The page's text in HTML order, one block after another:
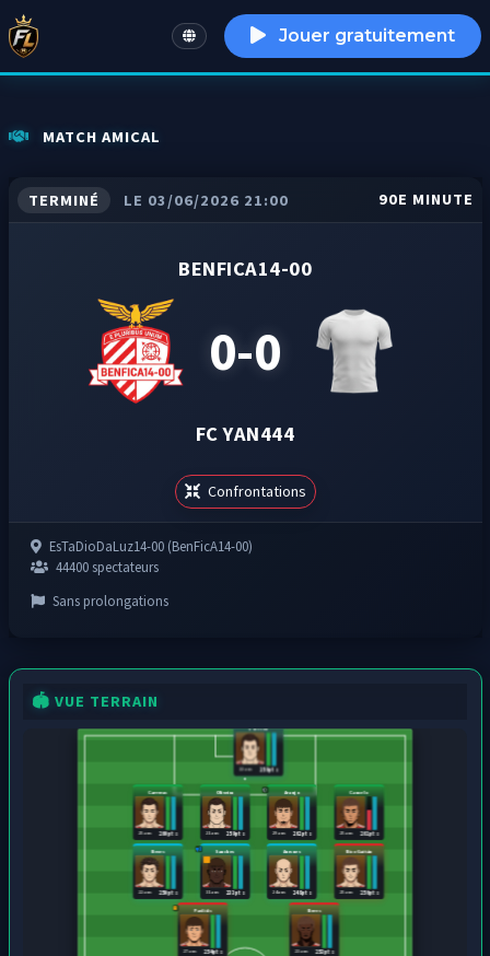
English Jouer gratuitement
MATCH AMICAL
TERMINÉ LE 03/06/2026 21:00 90E MINUTE
BENFICA14-00
0-0
FC YAN444
Confrontations
EsTaDioDaLuz14-00 (BenFicA14-00)
44400 spectateurs
Sans prolongations
🏟️ VUE TERRAIN
259 pts
22 ans
Carreras
260 pts
25 ans
Oliveira
259 pts
21 ans
Araujo
262 pts
29 ans
Cancelo
261 pts
25 ans
Neves
250 pts
22 ans
Sanches
233 pts
31 ans
Aursnes
248 pts
24 ans
Nico Gaitán
256 pts
25 ans
Pavlidis
254 pts
27 ans
Neres
253 pts
23 ans